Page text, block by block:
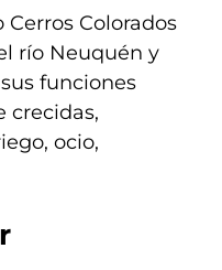
Colorados
río Neuquén y
funciones
crecidas,
ocio,